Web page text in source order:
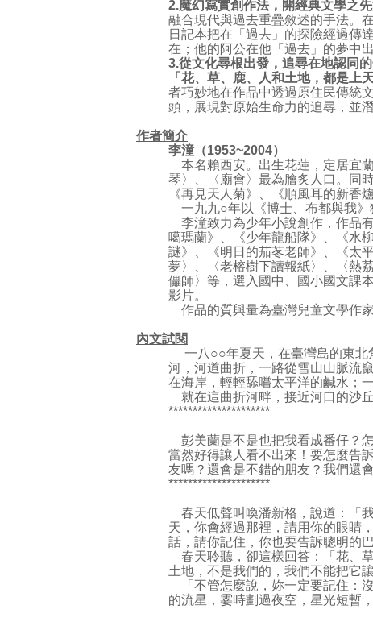
2.魔幻寫實創作法，開經典文學之先
融合現代與過去重疊敘述的手法。
日記本把在「過去」的探險經過傳
在；他的阿公在他「過去」的夢中
3.從文化尋根出發，追尋在地認同的
「花、草、鹿、人和土地，都是
者巧妙地在作品中透過原住民傳統
頭，展現對原始生命力的追尋，並
作者簡介
李潼（1953~2004）
本名賴西安。出生花蓮，定居宜
琴〉、〈廟會〉最為膾炙人口。同
《再見天人菊》、《順風耳的新香
一九九○年以《博士、布都與我
李潼致力為少年小說創作，作品
噶瑪蘭》、《少年龍船隊》、《水
謎》、《明日的茄苳老師》、《太
夢〉、〈老榕樹下讀報紙〉、〈熱
儡師〉等，選入國中、國小國文課
影片。
作品的質與量為臺灣兒童文學作家
內文試閱
一八○○年夏天，在臺灣島的東北
河，河道曲折，一路從雪山山脈流
在海岸，輕輕舔嚐太平洋的鹹水；
就在這曲折河畔，接近河口的沙
*********************
彭美蘭是不是也把我看成番仔？
當然好得讓人看不出來！要怎麼告
友嗎？還會是不錯的朋友？我們還
*********************
春天低聲叫喚潘新格，說道：「
天，你會經過那裡，請用你的眼睛
話，請你記住，你也要告訴聰明的
春天聆聽，卻這樣回答：「花、
土地，不是我們的，我們不能把它讓
「不管怎麼說，妳一定要記住：
的流星，霎時劃過夜空，星光短暫